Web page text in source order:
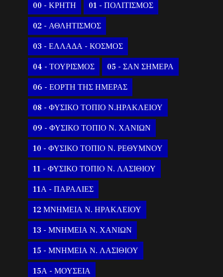
00 - ΚΡΗΤΗ 01 - ΠΟΛΙΤΙΣΜΟΣ
02 - ΑΘΛΗΤΙΣΜΟΣ
03 - ΕΛΛΑΔΑ - ΚΟΣΜΟΣ
04 - ΤΟΥΡΙΣΜΟΣ 05 - ΣΑΝ ΣΗΜΕΡΑ
06 - ΕΟΡΤΗ ΤΗΣ ΗΜΕΡΑΣ
08 - ΦΥΣΙΚΟ ΤΟΠΙΟ Ν.ΗΡΑΚΛΕΙΟΥ
09 - ΦΥΣΙΚΟ ΤΟΠΙΟ Ν. ΧΑΝΙΩΝ
10 - ΦΥΣΙΚΟ ΤΟΠΙΟ Ν. ΡΕΘΥΜΝΟΥ
11 - ΦΥΣΙΚΟ ΤΟΠΙΟ Ν. ΛΑΣΙΘΙΟΥ
11Α - ΠΑΡΑΛΙΕΣ
12 ΜΝΗΜΕΙΑ Ν. ΗΡΑΚΛΕΙΟΥ
13 - ΜΝΗΜΕΙΑ Ν. ΧΑΝΙΩΝ
15 - ΜΝΗΜΕΙΑ Ν. ΛΑΣΙΘΙΟΥ
15Α - ΜΟΥΣΕΙΑ